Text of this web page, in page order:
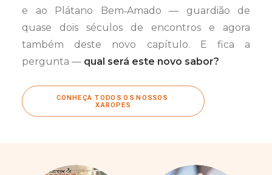
e ao Plátano Bem‑Amado — guardião de
quase dois séculos de encontros e agora
também deste novo capítulo. E fica a
pergunta — qual será este novo sabor?
CONHEÇA TODOS OS NOSSOS
XAROPES